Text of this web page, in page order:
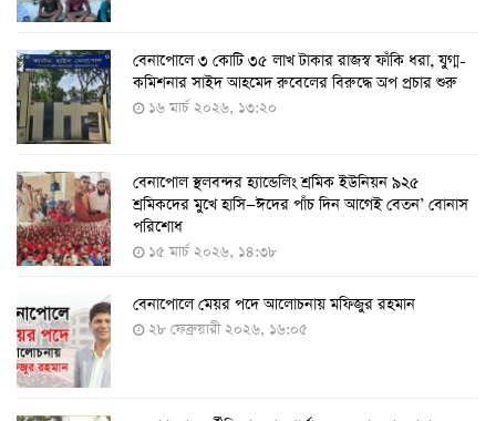
১১ আগস্ট থেকে পরীক্ষামূলকভাবে শুরু শিশুদের করোনা টিকা
দেওয়া
৭ আগস্ট ২০২২, ১৩:৫৩
করোনায় ৫ জনের মৃত্যু, শনাক্ত ৬২৬
২৭ জুলাই ২০২২, ১৭:৩৮
দেশে করোনায় শনাক্তের সংখ্যা ২০ লাখ ছাড়াল
২১ জুলাই ২০২২, ১৭:৫৪
বেনাপোলে ৩ কোটি ৩৫ লাখ টাকার রাজস্ব ফাঁকি ধরা, যুগ্ম-
কমিশনার সাইদ আহমেদ রুবেলের বিরুদ্ধে অপ প্রচার শুরু
১৬ মার্চ ২০২৬, ১৩:২০
বেনাপোল স্থলবন্দর হ্যান্ডেলিং শ্রমিক ইউনিয়ন ৯২৫
শ্রমিকদের মুখে হাসি—ঈদের পাঁচ দিন আগেই বেতন’ বোনাস
পরিশোধ
১৫ মার্চ ২০২৬, ১৪:৩৮
বেনাপোলে মেয়র পদে আলোচনায় মফিজুর রহমান
২৮ ফেব্রুয়ারী ২০২৬, ১৬:০৫